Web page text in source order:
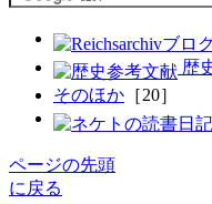
歴
そのほか ［20］
ページの先頭
に戻る